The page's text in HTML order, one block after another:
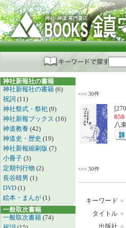
神社新報社の書籍
神社新報社の書籍 (6)
祝詞 (11)
神社祭式・祭祀 (9)
神社新報ブックス (16)
神道教養 (42)
神道史・歴史 (19)
神社新報縮刷版 (7)
小冊子 (3)
定期刊行物 (2)
長谷晴男 (1)
DVD (1)
絵本・まんが (1)
一般取次書籍
一般取次書籍 (74)
<<< 30件
858
八
<<< 30件
キーワード ■
タイトル ■
出版社 ■